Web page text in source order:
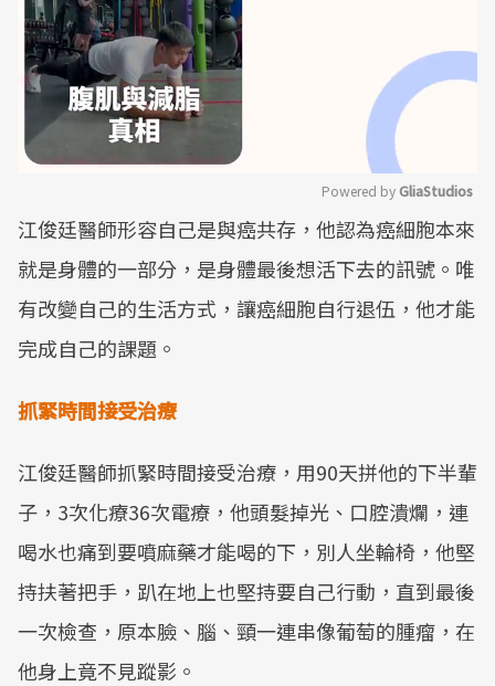
Mute
Powered by GliaStudios
江俊廷醫師形容自己是與癌共存，他認為癌細胞本來
就是身體的一部分，是身體最後想活下去的訊號。唯
有改變自己的生活方式，讓癌細胞自行退伍，他才能
完成自己的課題。
抓緊時間接受治療
江俊廷醫師抓緊時間接受治療，用90天拼他的下半輩
子，3次化療36次電療，他頭髮掉光、口腔潰爛，連
喝水也痛到要噴麻藥才能喝的下，別人坐輪椅，他堅
持扶著把手，趴在地上也堅持要自己行動，直到最後
一次檢查，原本臉、腦、頸一連串像葡萄的腫瘤，在
他身上竟不見蹤影。